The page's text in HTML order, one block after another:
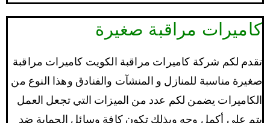
كاميرات مراقبة صغيرة
تقدم لكم شركة كاميرات مراقبة الكويت كاميرات مراقبة
صغيرة مناسبة للمنازل و المنشآت والفنادق وهذا النوع من
الكاميرات يضمن لكم عدد من الميزات التي تجعل العمل
يتم على أكمل وجه وبذلك تكون كافة وسائل الحماية ضد